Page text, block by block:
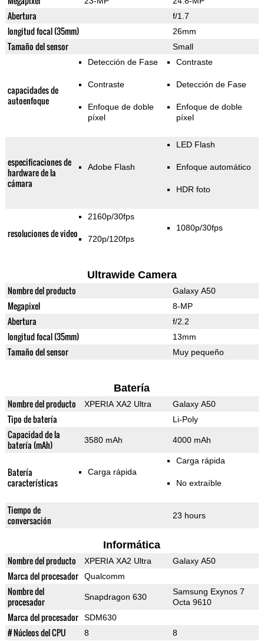
Abertura f/1.7
longitud focal (35mm) 26mm
Tamaño del sensor Small
capacidades de
autoenfoque
Detección de Fase
Contraste
Enfoque de doble
píxel
Contraste
Detección de Fase
Enfoque de doble
píxel
especificaciones de
hardware de la
cámara
Adobe Flash
LED Flash
Enfoque automático
HDR foto
resoluciones de video
2160p/30fps
720p/120fps
1080p/30fps
Ultrawide Camera
Nombre del producto Galaxy A50
Megapixel 8-MP
Abertura f/2.2
longitud focal (35mm) 13mm
Tamaño del sensor Muy pequeño
Batería
Nombre del producto XPERIA XA2 Ultra Galaxy A50
Tipo de batería Li-Poly
Capacidad de la
batería (mAh)
3580 mAh 4000 mAh
Batería
características
Carga rápida
Carga rápida
No extraíble
Tiempo de
conversación
23 hours
Informática
Nombre del producto XPERIA XA2 Ultra Galaxy A50
Marca del procesador Qualcomm
Nombre del
procesador
Snapdragon 630
Samsung Exynos 7
Octa 9610
Marca del procesador SDM630
# Núcleos del CPU 8 8